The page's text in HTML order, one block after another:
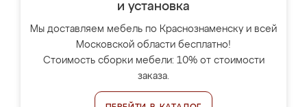
и установка
Мы доставляем мебель по Краснознаменску и всей
Московской области бесплатно!
Стоимость сборки мебели: 10% от стоимости
заказа.